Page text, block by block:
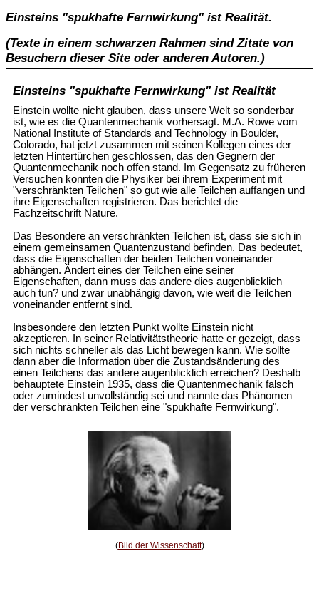
Einsteins "spukhafte Fernwirkung" ist Realität.
(Texte in einem schwarzen Rahmen sind Zitate von
Besuchern dieser Site oder anderen Autoren.)
Einsteins "spukhafte Fernwirkung" ist Realität
Einstein wollte nicht glauben, dass unsere Welt so sonderbar
ist, wie es die Quantenmechanik vorhersagt. M.A. Rowe vom
National Institute of Standards and Technology in Boulder,
Colorado, hat jetzt zusammen mit seinen Kollegen eines der
letzten Hintertürchen geschlossen, das den Gegnern der
Quantenmechanik noch offen stand. Im Gegensatz zu früheren
Versuchen konnten die Physiker bei ihrem Experiment mit
"verschränkten Teilchen" so gut wie alle Teilchen auffangen und
ihre Eigenschaften registrieren. Das berichtet die
Fachzeitschrift Nature.
Das Besondere an verschränkten Teilchen ist, dass sie sich in
einem gemeinsamen Quantenzustand befinden. Das bedeutet,
dass die Eigenschaften der beiden Teilchen voneinander
abhängen. Ändert eines der Teilchen eine seiner
Eigenschaften, dann muss das andere dies augenblicklich
auch tun? und zwar unabhängig davon, wie weit die Teilchen
voneinander entfernt sind.
Insbesondere den letzten Punkt wollte Einstein nicht
akzeptieren. In seiner Relativitätstheorie hatte er gezeigt, dass
sich nichts schneller als das Licht bewegen kann. Wie sollte
dann aber die Information über die Zustandsänderung des
einen Teilchens das andere augenblicklich erreichen? Deshalb
behauptete Einstein 1935, dass die Quantenmechanik falsch
oder zumindest unvollständig sei und nannte das Phänomen
der verschränkten Teilchen eine "spukhafte Fernwirkung".
(Bild der Wissenschaft)